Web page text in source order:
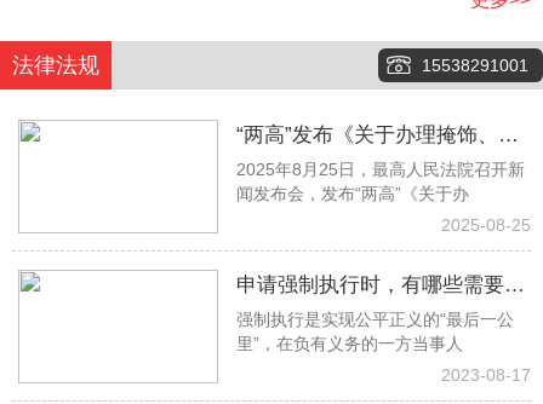
法律法规 15538291001
“两高”发布《关于办理掩饰、隐
瞒犯罪所得、犯罪所得收益刑事
案件适用法律若干问题的解释》
2025年8月25日，最高人民法院召开新
闻发布会，发布“两高”《关于办
2025-08-25
申请强制执行时，有哪些需要注
意的事项？
强制执行是实现公平正义的“最后一公
里”，在负有义务的一方当事人
2023-08-17